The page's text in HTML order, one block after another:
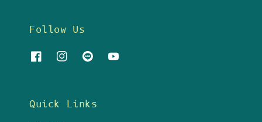
Follow Us
Quick Links